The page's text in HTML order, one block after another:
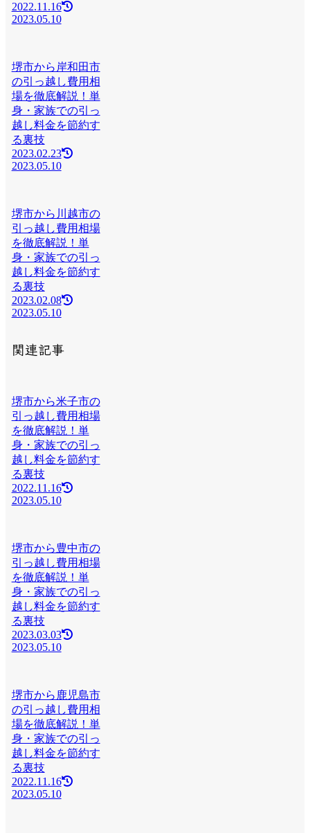
2022.11.16
2023.05.10
堺市から岸和田市
の引っ越し費用相
場を徹底解説！単
身・家族での引っ
越し料金を節約す
る裏技
2023.02.23
2023.05.10
堺市から川越市の
引っ越し費用相場
を徹底解説！単
身・家族での引っ
越し料金を節約す
る裏技
2023.02.08
2023.05.10
関連記事
堺市から米子市の
引っ越し費用相場
を徹底解説！単
身・家族での引っ
越し料金を節約す
る裏技
2022.11.16
2023.05.10
堺市から豊中市の
引っ越し費用相場
を徹底解説！単
身・家族での引っ
越し料金を節約す
る裏技
2023.03.03
2023.05.10
堺市から鹿児島市
の引っ越し費用相
場を徹底解説！単
身・家族での引っ
越し料金を節約す
る裏技
2022.11.16
2023.05.10